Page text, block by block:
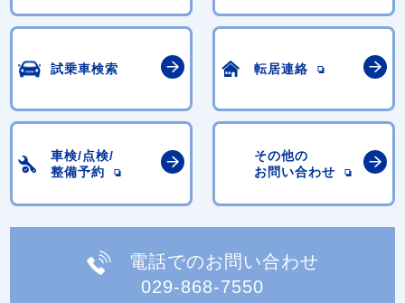
試乗車検索 転居連絡
車検/点検/
整備予約
その他の
お問い合わせ
電話でのお問い合わせ
029-868-7550